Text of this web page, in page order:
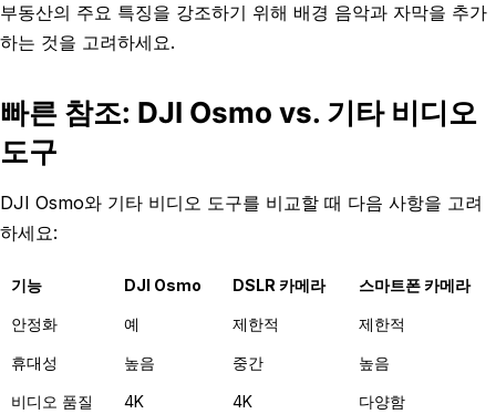
부동산의 주요 특징을 강조하기 위해 배경 음악과 자막을 추가
하는 것을 고려하세요.
빠른 참조: DJI Osmo vs. 기타 비디오
도구
DJI Osmo와 기타 비디오 도구를 비교할 때 다음 사항을 고려
하세요:
기능 DJI Osmo DSLR 카메라 스마트폰 카메라
안정화 예 제한적 제한적
휴대성 높음 중간 높음
비디오 품질 4K 4K 다양함